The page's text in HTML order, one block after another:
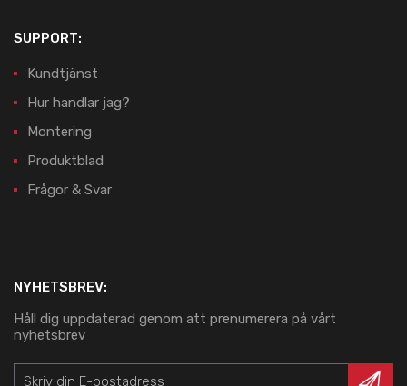
SUPPORT:
Kundtjänst
Hur handlar jag?
Montering
Produktblad
Frågor & Svar
NYHETSBREV:
Håll dig uppdaterad genom att prenumerera på vårt
nyhetsbrev